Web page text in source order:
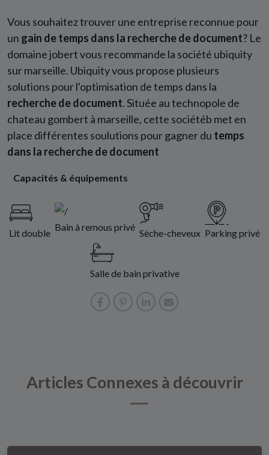
Vous souhaitez trouver une entreprise reconnue pour
un gain de temps dans la recherche de document? Le
domaine jobert vous recommande la société ubiquity
sur marseille. Ubiquity vous propose plusieurs
solutions pour l'optimisation de temps dans la
recherche de document. Située au technopole de
chateau gombert à marseille, cette sociétéb met en
place différentes soulutions pour gagner du temps
dans la recherche de document
Capacités & équipements
Lit double
Bain à remous privé
Sèche-cheveux Parking privé
Salle de bain privative
Articles Connexes à découvrir